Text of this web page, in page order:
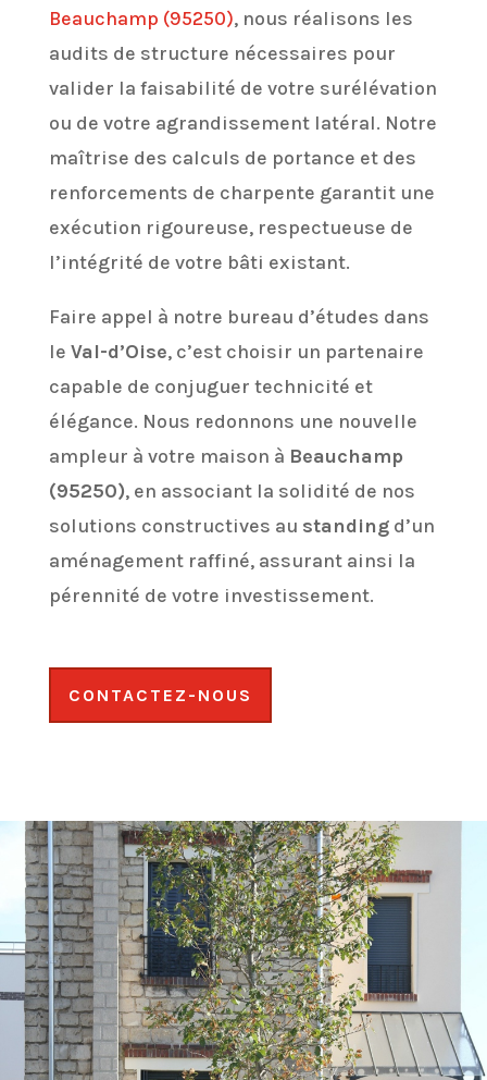
Beauchamp (95250), nous réalisons les
audits de structure nécessaires pour
valider la faisabilité de votre surélévation
ou de votre agrandissement latéral. Notre
maîtrise des calculs de portance et des
renforcements de charpente garantit une
exécution rigoureuse, respectueuse de
l’intégrité de votre bâti existant.
Faire appel à notre bureau d’études dans
le Val-d’Oise, c’est choisir un partenaire
capable de conjuguer technicité et
élégance. Nous redonnons une nouvelle
ampleur à votre maison à Beauchamp
(95250), en associant la solidité de nos
solutions constructives au standingd’un
aménagement raffiné, assurant ainsi la
pérennité de votre investissement.
CONTACTEZ-NOUS